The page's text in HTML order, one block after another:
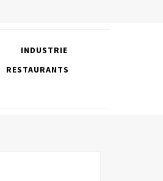
INDUSTRIE
RESTAURANTS